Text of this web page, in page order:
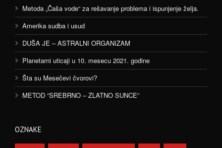
Metoda „Čaša vode“ za rešavanje problema i ispunjenje želja.
Amerika sudba i usud
DUŠA JE – ASTRALNI ORGANIZAM
Planetarni uticaji u 10. mesecu 2021. godine
Šta su Mesečevi čvorovi?
METOD “SREBRNO – ZLATNO SUNCE”
OZNAKE